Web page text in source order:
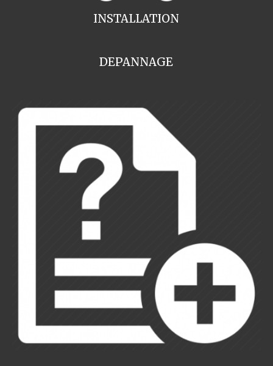
INSTALLATION
DEPANNAGE